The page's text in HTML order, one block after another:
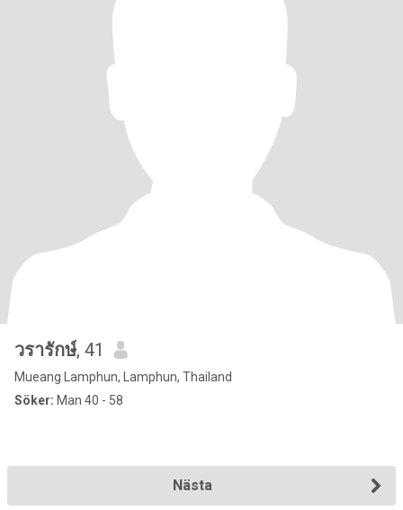
วรารักษ์​, 41
Mueang Lamphun, Lamphun, Thailand
Söker: Man 40 - 58
Nästa